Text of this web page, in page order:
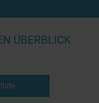
ÜBERBLICK